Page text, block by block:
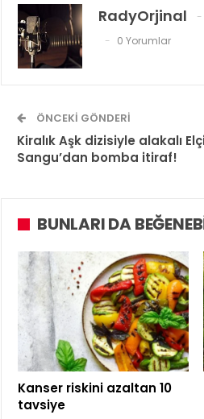
RadyOrjinal
0 Yorumlar
ÖNCEKI GÖNDERI
Kiralık Aşk dizisiyle alakalı
Sangu’dan bomba itiraf!
BUNLARI DA
Kanser riskini azaltan 10
tavsiye